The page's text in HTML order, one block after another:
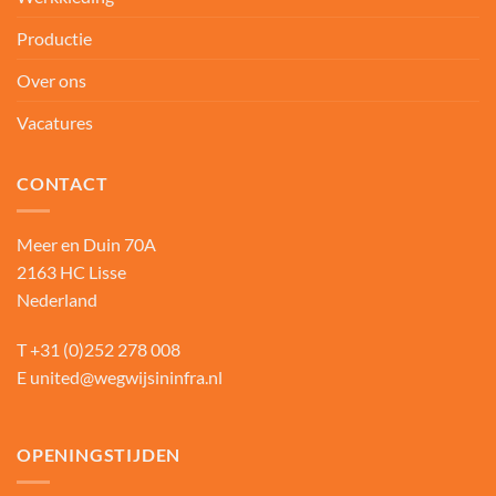
Productie
Over ons
Vacatures
CONTACT
Meer en Duin 70A
2163 HC Lisse
Nederland
T+31 (0)252 278 008
E united@wegwijsininfra.nl
OPENINGSTIJDEN